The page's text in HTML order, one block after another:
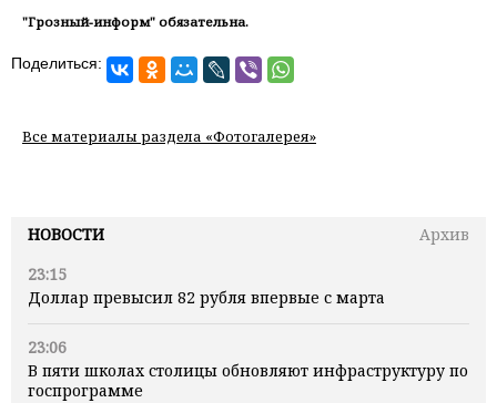
НОВОСТИ
Архив
23:15
Доллар превысил 82 рубля впервые с марта
23:06
В пяти школах столицы обновляют инфраструктуру по
госпрограмме
"Грозный-информ" обязательна.
Поделиться:
Все материалы раздела «Фотогалерея»